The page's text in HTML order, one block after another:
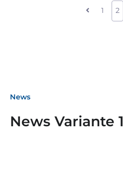
1 2
News
News Variante 1